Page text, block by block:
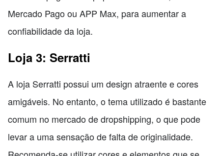
Mercado Pago ou APP Max, para aumentar a
confiabilidade da loja.
Loja 3: Serratti
A loja Serratti possui um design atraente e cores
amigáveis. No entanto, o tema utilizado é bastante
comum no mercado de dropshipping, o que pode
levar a uma sensação de falta de originalidade.